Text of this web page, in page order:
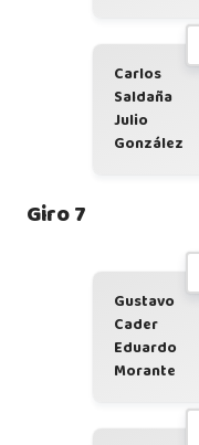
Carlos
Saldaña
Julio
González
Giro 7
Gustavo
Cader
Eduardo
Morante